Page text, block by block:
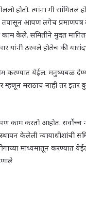
होतो. त्यांना मी
तपासून आपण लगेच
काम केले. समितीने मुदत
यांनी ठरवले होतेच की
करण्यात येईल. मनुष्यबळ
मराठाच नाही तर
काम करतो आहोत. सर्वोच्च
केलेली न्यायाधीशांची
माध्यमातून करण्यात